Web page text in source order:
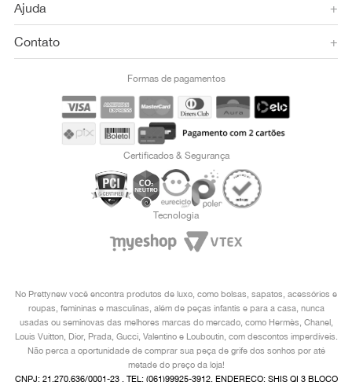
Ajuda +
Contato +
Formas de pagamentos
Certificados & Segurança
Tecnologia
No Prettynew você encontra produtos de luxo, como bolsas, sapatos, acessórios e
roupas, femininas e masculinas, além de peças infantis e para a casa, nunca
usadas ou seminovas das melhores marcas do mercado, como Hermès, Chanel,
Louis Vuitton, Dior, Prada, Gucci, Valentino e Louboutin, com descontos imperdíveis.
Não perca a oportunidade de comprar sua peça de grife dos sonhos por até
metade do preço da loja!
CNPJ: 21.270.636/0001-23 , TEL: (061)99925-3912, ENDEREÇO: SHIS QI 3 BLOCO